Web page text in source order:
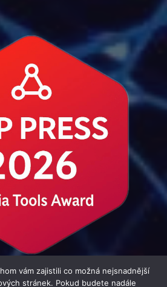
vám zajistili co možná nejsnadnější
stránek. Pokud budete nadále